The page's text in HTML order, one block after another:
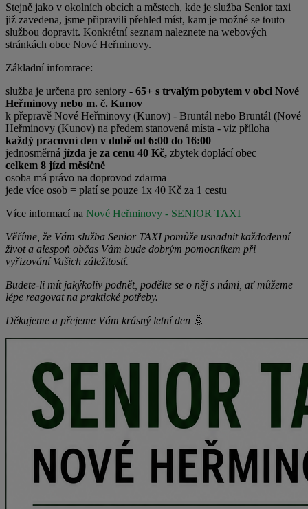
Stejně jako v okolních obcích a městech, kde je služba Senior taxi
již zavedena, jsme připravili přehled míst, kam je možné se touto
službou dopravit. Konkrétní seznam naleznete na webových
stránkách obce Nové Heřminovy.
Základní infomrace:
služba je určena pro seniory - 65+ s trvalým pobytem v obci Nové
Heřminovy nebo m. č. Kunov
k přepravě Nové Heřminovy (Kunov) - Bruntál nebo Bruntál (Nové
Heřminovy (Kunov) na předem stanovená místa - viz příloha
každý pracovní den v době od 6:00 do 16:00
jednosměrná jízda je za cenu 40 Kč, zbytek doplácí obec
celkem 8 jízd měsíčně
osoba má právo na doprovod zdarma
jede více osob = platí se pouze 1x 40 Kč za 1 cestu
Více informací na Nové Heřminovy - SENIOR TAXI
Věříme, že Vám služba Senior TAXI pomůže usnadnit každodenní
život a alespoň občas Vám bude dobrým pomocníkem při
vyřizování Vašich záležitostí.
Budete-li mít jakýkoliv podnět, podělte se o něj s námi, ať můžeme
lépe reagovat na praktické potřeby.
Děkujeme a přejeme Vám krásný letní den 🌞